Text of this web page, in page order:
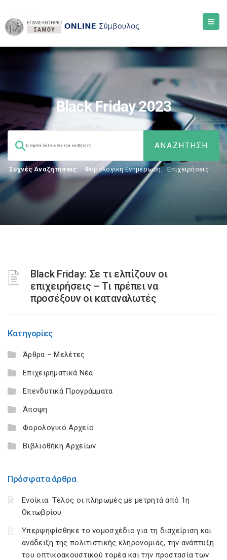
Black Friday 2023
Συχνές Αναζητήσεις: Φορολογικη Ενημέρωση, Επιχειρήσεις
Black Friday: Σε τι ελπίζουν οι
επιχειρήσεις – Τι πρέπει να
προσέξουν οι καταναλωτές
Κατηγορίες
Άρθρα – Μελέτες
Επιχειρηματικά Νέα
Επενδυτικά Προγράμματα
Άποψη
Φορολογικό Αρχείο
Βιβλιοθήκη Αρχείων
Πρόσφατα άρθρα
Ενοίκια: Τέλος οι πληρωμές με μετρητά από 1η
Οκτωβρίου
Υπερψηφίσθηκε το νομοσχέδιο για τη διαχείριση και
ανάδειξη της πολιτιστικής κληρονομιάς, την ανάπτυξη
του οπτικοακουστικού τομέα και την προστασία των